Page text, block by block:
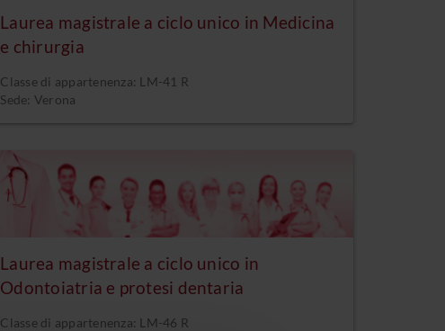
Laurea magistrale a ciclo unico in Medicina
e chirurgia
Classe di appartenenza: LM-41 R
Sede: Verona
Laurea magistrale a ciclo unico in
Odontoiatria e protesi dentaria
Classe di appartenenza: LM-46 R